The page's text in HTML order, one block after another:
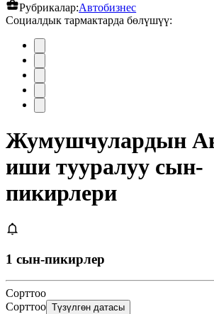
Рубрикалар:Автобизнес
Социалдык тармактарда бөлүшүү:
Жумушчулардын
иши тууралуу сын-
пикирлери
1 сын-пикирлер
Сорттоо
Сорттоо Түзүлгөн датасы